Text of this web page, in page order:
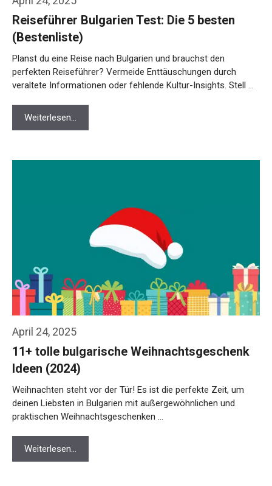
Reiseführer Bulgarien Test: Die 5 besten
(Bestenliste)
Planst du eine Reise nach Bulgarien und brauchst den
perfekten Reiseführer? Vermeide Enttäuschungen durch
veraltete Informationen oder fehlende Kultur-Insights. Stell …
Weiterlesen…
April 24, 2025
11+ tolle bulgarische Weihnachtsgeschenk
Ideen (2024)
Weihnachten steht vor der Tür! Es ist die perfekte Zeit, um
deinen Liebsten in Bulgarien mit außergewöhnlichen und
praktischen Weihnachtsgeschenken …
Weiterlesen…